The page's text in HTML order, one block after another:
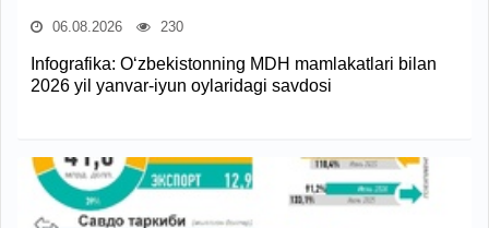
06.08.2026 230
Infografika: O‘zbekistonning MDH mamlakatlari bilan
2026 yil yanvar-iyun oylaridagi savdosi